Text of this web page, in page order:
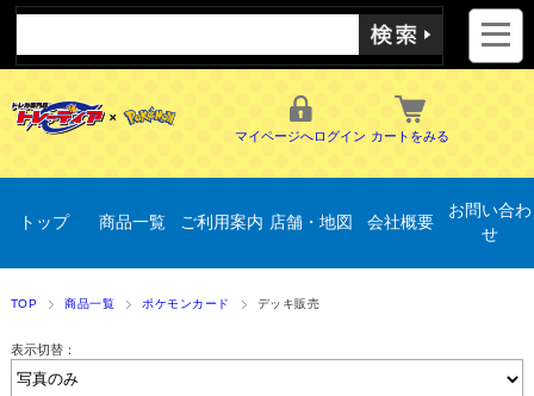
マイページへログイン カートをみる
トップ 商品一覧 ご利用案内 店舗・地図 会社概要
お問い合わ
せ
TOP 商品一覧 ポケモンカード デッキ販売
表示切替：